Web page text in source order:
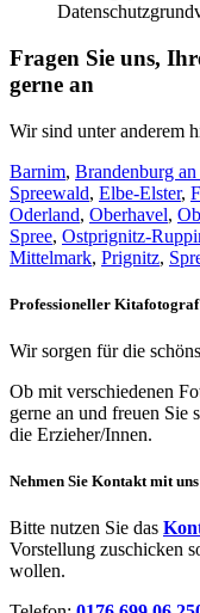
Fragen Sie uns,
gerne an
Wir sind unter anderem
Barnim, Brandenburg
Spreewald, Elbe-Elster,
Oderland, Oberhavel,
Spree, Ostprignitz-
Mittelmark, Prignitz,
Professioneller Kitafotograf​
Wir sorgen für die
Ob mit verschiedenen
gerne an und freuen
die Erzieher/Innen.
Nehmen Sie Kontakt mit
Bitte nutzen Sie das
Vorstellung zuschicken
wollen.